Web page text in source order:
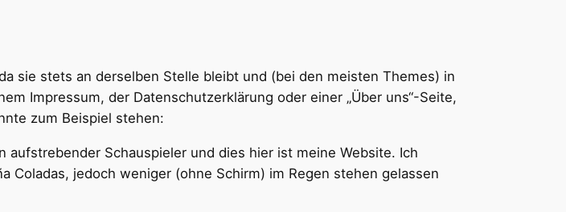
sie stets an derselben Stelle bleibt und (bei den meisten Themes) in
Impressum, der Datenschutzerklärung oder einer „Über uns“-Seite,
zum Beispiel stehen:
aufstrebender Schauspieler und dies hier ist meine Website. Ich
Coladas, jedoch weniger (ohne Schirm) im Regen stehen gelassen